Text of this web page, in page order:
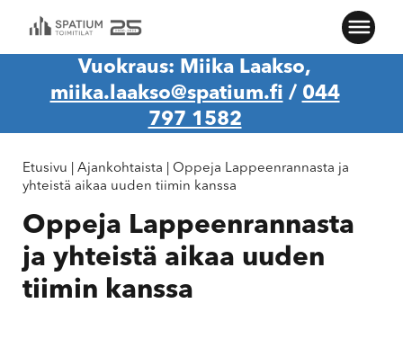
Vuokraus: Miika Laakso,
miika.laakso@spatium.fi / 044
797 1582
Etusivu Ajankohtaista
Oppeja Lappeenrannasta ja
yhteistä aikaa uuden tiimin kanssa
Oppeja Lappeenrannasta
ja yhteistä aikaa uuden
tiimin kanssa